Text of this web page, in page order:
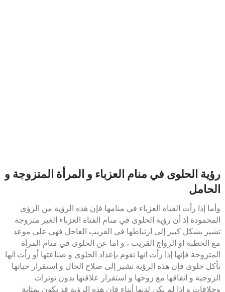
رؤية الحلوى في منام العزباء و المرأة المتزوجة و
الحامل
وأما إذا رأت الفتاة العزباء في منامها فإن هذه الرؤية من الرؤى
المحمودة إذ أن رؤية الحلوى في منام الفتاة العزباء الغير متزوجة
تشير بشكل كبير إلى ارتباطها في القريب العاجل فهي على موعد
مع الخطبة او الزواج القريب ، و اما عن الحلوى في منام المرأة
المتزوجة فإنها إذا رأت انها تقوم بإعداد الحلوى و صناعتها أو رأت انها
تأكل حلوى فإن هذه الرؤية تشير إلى صلاح الحال و استقرار حياتها
الزوجية و اتفاقها مع زوجها و استقرار علاقتها بدون توترات
وخلافات و إذا لم يكن لديها أبناء فإن هذه الرؤية قد تكون بمثابة